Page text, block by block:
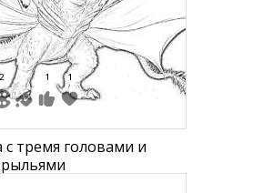
2 1 1
с тремя головами и